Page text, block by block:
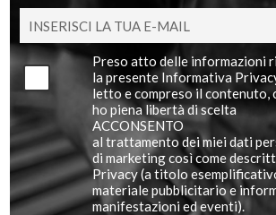
Preso atto delle informazioni
la presente Informativa
letto e compreso il contenuto,
ho piena libertà di scelta
ACCONSENTO
al trattamento dei miei dati
di marketing così come
Privacy (a titolo
materiale pubblicitario e
manifestazioni ed eventi).